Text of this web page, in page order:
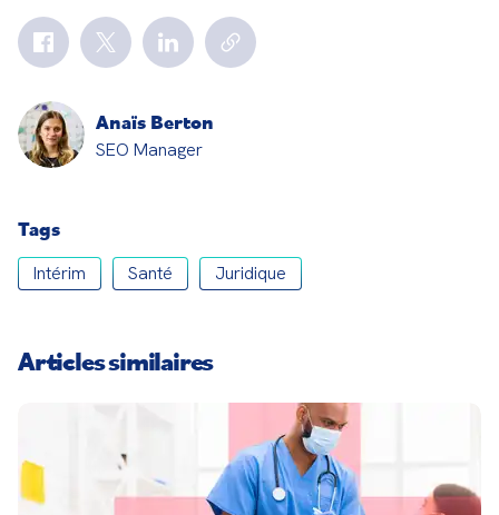
Anaïs Berton
SEO Manager
Tags
Intérim Santé Juridique
Articles similaires